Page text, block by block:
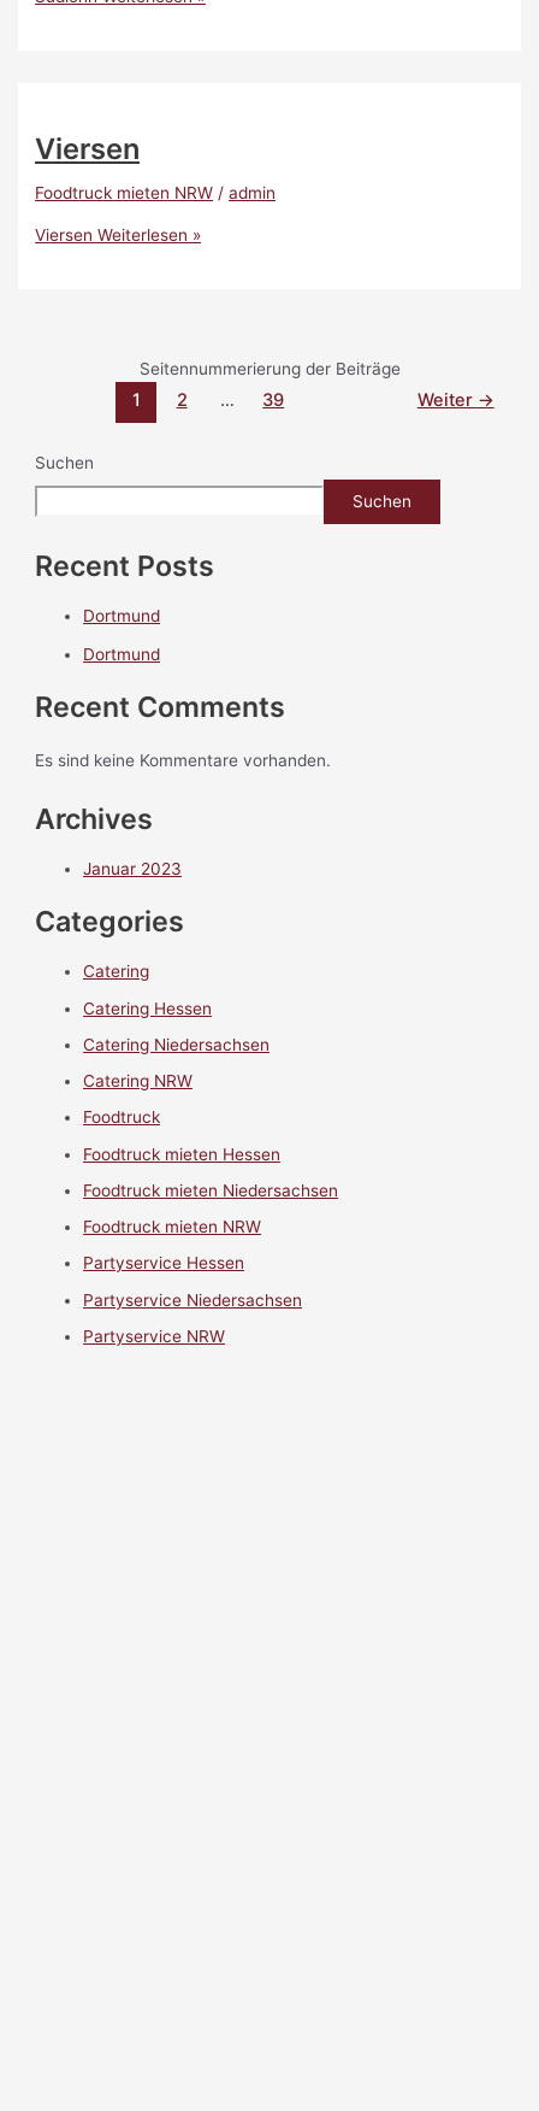
Viersen
Foodtruck mieten NRW /admin
Viersen Weiterlesen »
Seitennummerierung der Beiträge
1 2 … 39 Weiter →
Suchen
Suchen
Recent Posts
Dortmund
Dortmund
Recent Comments
Es sind keine Kommentare vorhanden.
Archives
Januar 2023
Categories
Catering
Catering Hessen
Catering Niedersachsen
Catering NRW
Foodtruck
Foodtruck mieten Hessen
Foodtruck mieten Niedersachsen
Foodtruck mieten NRW
Partyservice Hessen
Partyservice Niedersachsen
Partyservice NRW